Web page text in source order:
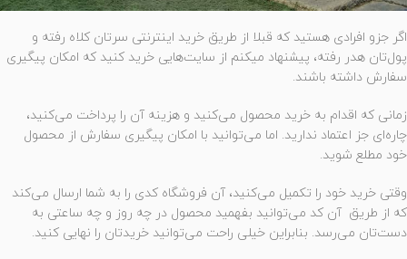
اگر جزو افرادی هستید که قبلا از طریق خرید اینترنتی سرتان کلاه رفته و
پول‌تان هدر رفته، پیشنهاد میکنم از سایت‌هایی خرید کنید که امکان پیگیری
سفارش داشته باشند.
زمانی که اقدام به خرید محصول می‌کنید و هزینه آن را پرداخت می‌کنید،
چاره‌ای جز اعتماد ندارید. اما می‌توانید با امکان پیگیری سفارش از محصول
خود مطلع شوید.
وقتی خرید خود را تکمیل می‌کنید، آن فروشگاه کدی را به شما ارسال می‌کند
که از طریق آن کد می‌توانید بفهمید محصول در چه روز و چه ساعتی به
دست‌تان می‌رسد. بنابراین خیلی راحت می‌توانید خریدتان را نهایی کنید.